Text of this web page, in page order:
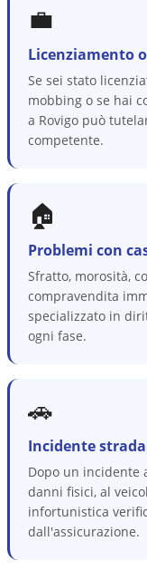
💼
Licenziamento
Se sei stato
mobbing o se hai
a Rovigo può
competente.
🏠
Problemi con
Sfratto, morosità,
compravendita
specializzato in
ogni fase.
🚗
Incidente
Dopo un incidente
danni fisici, al
infortunistica
dall'assicurazione.